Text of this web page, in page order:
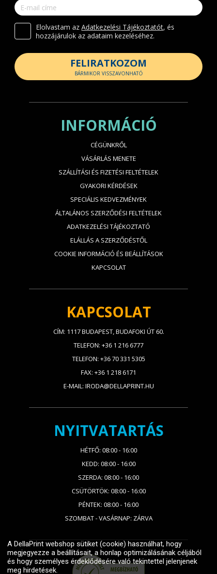
Elolvastam az Adatkezelési Tájékoztatót, és
hozzájárulok az adataim kezeléséhez.
FELIRATKOZOM
BÁRMIKOR VISSZAVONHATÓ
INFORMÁCIÓ
CÉGÜNKRŐL
VÁSÁRLÁS MENETE
SZÁLLÍTÁSI ÉS FIZETÉSI FELTÉTELEK
GYAKORI KÉRDÉSEK
SPECIÁLIS KEDVEZMÉNYEK
ÁLTALÁNOS SZERZŐDÉSI FELTÉTELEK
ADATKEZELÉSI TÁJÉKOZTATÓ
ELÁLLÁS A SZERZŐDÉSTŐL
COOKIE INFORMÁCIÓ ÉS BEÁLLÍTÁSOK
KAPCSOLAT
KAPCSOLAT
CÍM: 1117 BUDAPEST, BUDAFOKI ÚT 60.
TELEFON: +36 1 216 6777
TELEFON: +36 70 331 5305
FAX: +36 1 218 6171
E-MAIL: IRODA@DELLAPRINT.HU
NYITVATARTÁS
HÉTFŐ: 08:00 - 16:00
KEDD: 08:00 - 16:00
SZERDA: 08:00 - 16:00
CSÜTÖRTÖK: 08:00 - 16:00
PÉNTEK: 08:00 - 16:00
SZOMBAT - VASÁRNAP: ZÁRVA